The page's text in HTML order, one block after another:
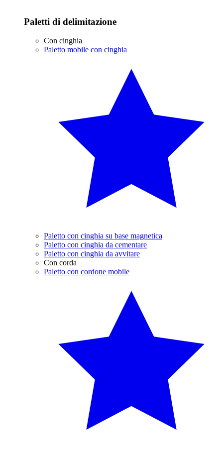
Paletti di delimitazione
Con cinghia
Paletto mobile con cinghia
Paletto con cinghia su base magnetica
Paletto con cinghia da cementare
Paletto con cinghia da avvitare
Con corda
Paletto con cordone mobile